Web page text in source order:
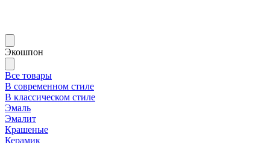
Экошпон
Все товары
В современном стиле
В классическом стиле
Эмаль
Эмалит
Крашеные
Керамик